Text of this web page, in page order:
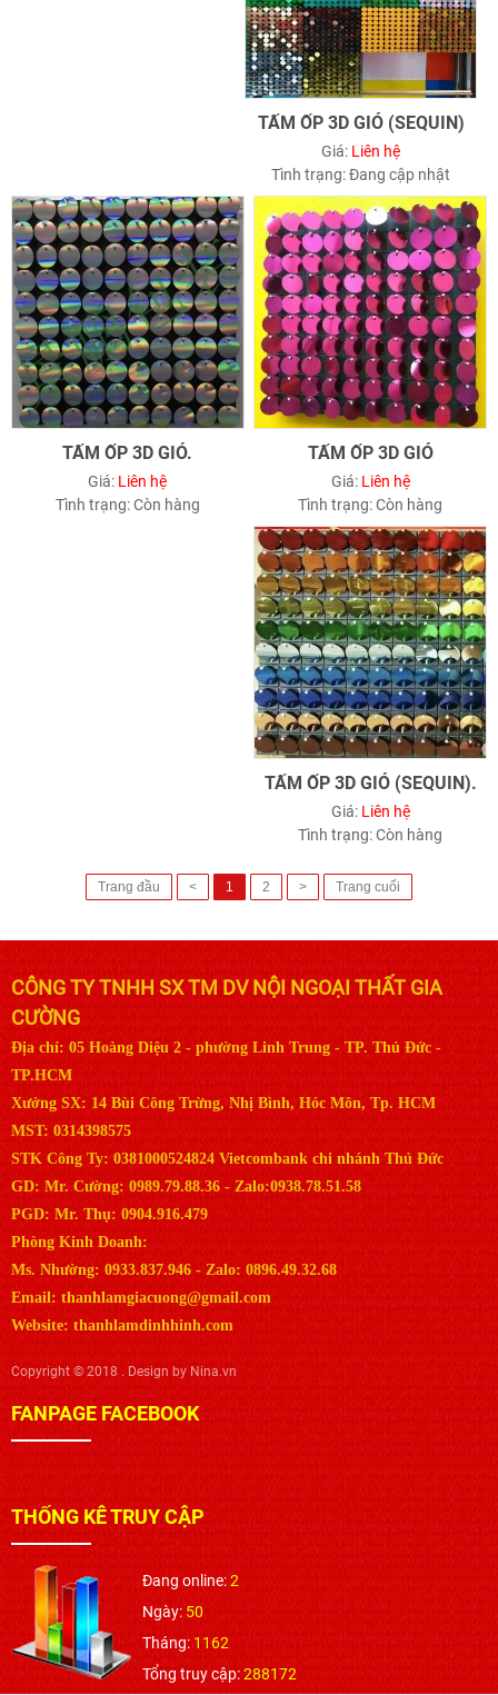
TẤM ỐP 3D GIÓ (SEQUIN)
Giá: Liên hệ
Tình trạng:Đang cập nhật
TẤM ỐP 3D GIÓ
Giá: Liên hệ
Tình trạng:Còn hàng
TẤM ỐP 3D GIÓ.
Giá: Liên hệ
Tình trạng:Còn hàng
TẤM ỐP 3D GIÓ (SEQUIN).
Giá: Liên hệ
Tình trạng:Còn hàng
Trang đầu < 1 2 > Trang cuối
CÔNG TY TNHH SX TM DV NỘI NGOẠI THẤT GIA
CƯỜNG
Địa chỉ: 05 Hoàng Diệu 2 - phường Linh Trung - TP. Thủ Đức -
TP.HCM
Xưởng SX: 14 Bùi Công Trừng, Nhị Bình, Hóc Môn, Tp. HCM
MST: 0314398575
STK Công Ty: 0381000524824 Vietcombank chi nhánh Thủ Đức
GD: Mr. Cường: 0989.79.88.36 - Zalo:0938.78.51.58
PGD: Mr. Thụ: 0904.916.479
Phòng Kinh Doanh:
Ms. Nhường: 0933.837.946 - Zalo: 0896.49.32.68
Email: thanhlamgiacuong@gmail.com
Website: thanhlamdinhhinh.com
Copyright © 2018 . Design by Nina.vn
FANPAGE FACEBOOK
THỐNG KÊ TRUY CẬP
Đang online:2
Ngày:50
Tháng: 1162
Tổng truy cập:288172